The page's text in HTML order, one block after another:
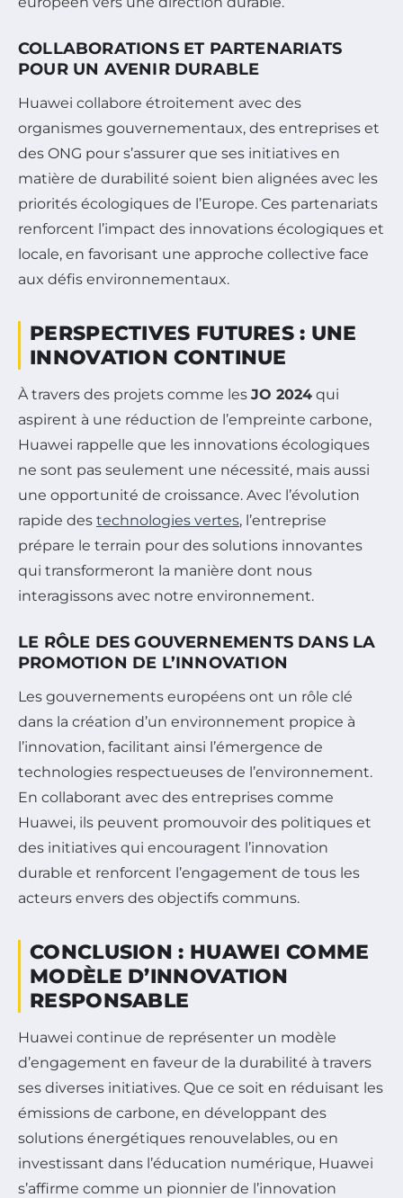
COLLABORATIONS ET PARTENARIATS
POUR UN AVENIR DURABLE
Huawei collabore étroitement avec des
organismes gouvernementaux, des entreprises et
des ONG pour s’assurer que ses initiatives en
matière de durabilité soient bien alignées avec les
priorités écologiques de l’Europe. Ces partenariats
renforcent l’impact des innovations écologiques et
locale, en favorisant une approche collective face
aux défis environnementaux.
PERSPECTIVES FUTURES : UNE
INNOVATION CONTINUE
À travers des projets comme les JO 2024 qui
aspirent à une réduction de l’empreinte carbone,
Huawei rappelle que les innovations écologiques
ne sont pas seulement une nécessité, mais aussi
une opportunité de croissance. Avec l’évolution
rapide des technologies vertes, l’entreprise
prépare le terrain pour des solutions innovantes
qui transformeront la manière dont nous
interagissons avec notre environnement.
LE RÔLE DES GOUVERNEMENTS DANS LA
PROMOTION DE L’INNOVATION
Les gouvernements européens ont un rôle clé
dans la création d’un environnement propice à
l’innovation, facilitant ainsi l’émergence de
technologies respectueuses de l’environnement.
En collaborant avec des entreprises comme
Huawei, ils peuvent promouvoir des politiques et
des initiatives qui encouragent l’innovation
durable et renforcent l’engagement de tous les
acteurs envers des objectifs communs.
CONCLUSION : HUAWEI COMME
MODÈLE D’INNOVATION
RESPONSABLE
Huawei continue de représenter un modèle
d’engagement en faveur de la durabilité à travers
ses diverses initiatives. Que ce soit en réduisant les
émissions de carbone, en développant des
solutions énergétiques renouvelables, ou en
investissant dans l’éducation numérique, Huawei
s’affirme comme un pionnier de l’innovation